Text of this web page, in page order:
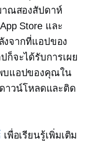
าณสองสัปดาห์
Store และ
งจากที่แอปของ
จะได้รับการเผย
บแอปของคุณใน
าวน์โหลดและติด
เพื่อเรียนรู้เพิ่มเติม